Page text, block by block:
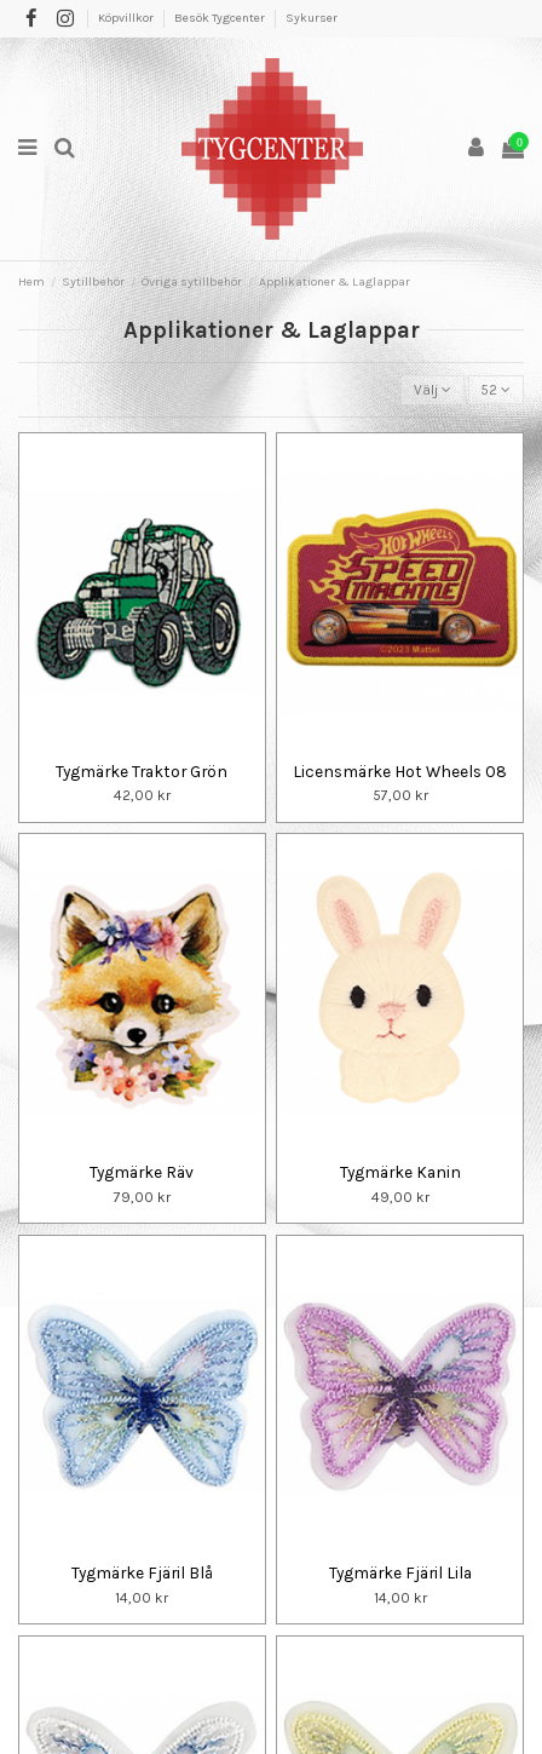
Köpvillkor Besök Tygcenter Sykurser
0
Hem Sytillbehör Övriga sytillbehör Applikationer & Laglappar
Applikationer & Laglappar
Välj 52
Tygmärke Traktor Grön
42,00 kr
Licensmärke Hot Wheels 08
57,00 kr
Tygmärke Räv
79,00 kr
Tygmärke Kanin
49,00 kr
Tygmärke Fjäril Blå
14,00 kr
Tygmärke Fjäril Lila
14,00 kr